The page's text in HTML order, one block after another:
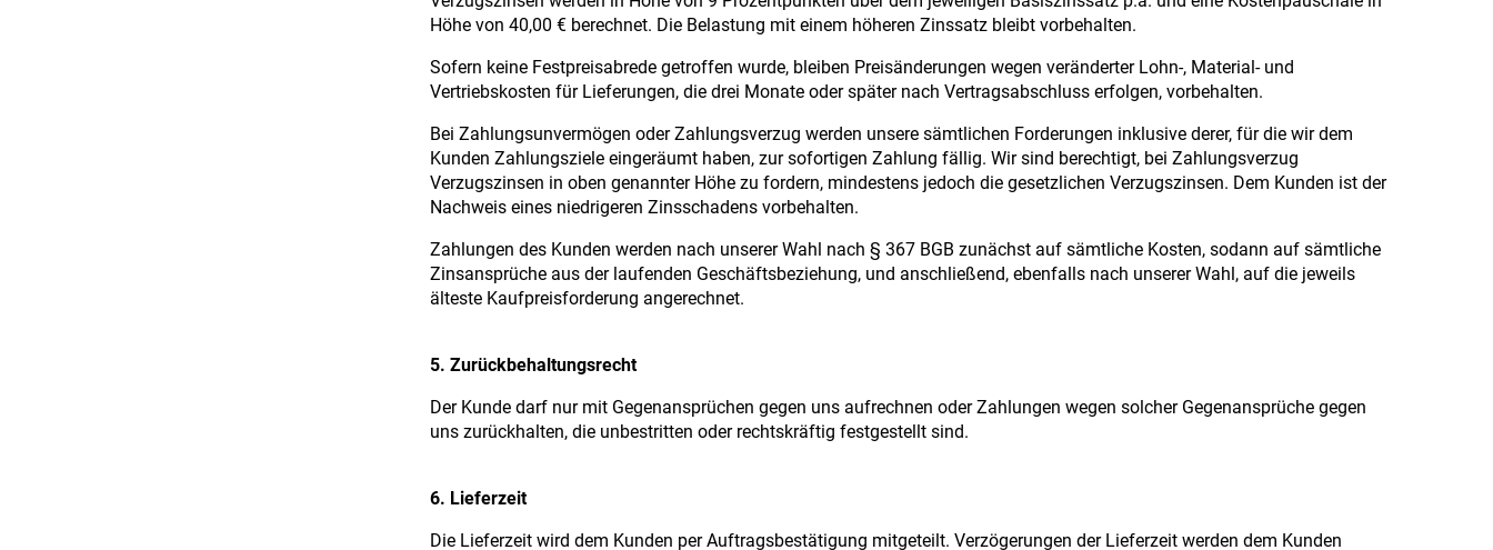
Höhe von 40,00 € berechnet. Die Belastung mit einem höheren Zinssatz bleibt vorbehalten.
Sofern keine Festpreisabrede getroffen wurde, bleiben Preisänderungen wegen veränderter Lohn-, Material- und
Vertriebskosten für Lieferungen, die drei Monate oder später nach Vertragsabschluss erfolgen, vorbehalten.
Bei Zahlungsunvermögen oder Zahlungsverzug werden unsere sämtlichen Forderungen inklusive derer, für die wir dem
Kunden Zahlungsziele eingeräumt haben, zur sofortigen Zahlung fällig. Wir sind berechtigt, bei Zahlungsverzug
Verzugszinsen in oben genannter Höhe zu fordern, mindestens jedoch die gesetzlichen Verzugszinsen. Dem Kunden ist der
Nachweis eines niedrigeren Zinsschadens vorbehalten.
Zahlungen des Kunden werden nach unserer Wahl nach § 367 BGB zunächst auf sämtliche Kosten, sodann auf sämtliche
Zinsansprüche aus der laufenden Geschäftsbeziehung, und anschließend, ebenfalls nach unserer Wahl, auf die jeweils
älteste Kaufpreisforderung angerechnet.
5. Zurückbehaltungsrecht
Der Kunde darf nur mit Gegenansprüchen gegen uns aufrechnen oder Zahlungen wegen solcher Gegenansprüche gegen
uns zurückhalten, die unbestritten oder rechtskräftig festgestellt sind.
6. Lieferzeit
Die Lieferzeit wird dem Kunden per Auftragsbestätigung mitgeteilt. Verzögerungen der Lieferzeit werden dem Kunden